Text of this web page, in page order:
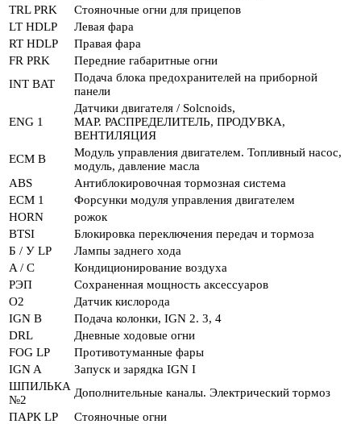
TRL PRK
Стояночные огни для прицепов
LT HDLP
Левая фара
RT HDLP
Правая фара
FR PRK
Передние габаритные огни
INT BAT
Подача блока предохранителей на приборной
панели
ENG 1
Датчики двигателя / Solcnoids,
MAP. РАСПРЕДЕЛИТЕЛЬ, ПРОДУВКА,
ВЕНТИЛЯЦИЯ
ECM B
Модуль управления двигателем. Топливный насос,
модуль, давление масла
ABS
Антиблокировочная тормозная система
ECM 1
Форсунки модуля управления двигателем
HORN
рожок
BTSI
Блокировка переключения передач и тормоза
Б / У LP
Лампы заднего хода
A / C
Кондиционирование воздуха
РЭП
Сохраненная мощность аксессуаров
O2
Датчик кислорода
IGN B
Подача колонки, IGN 2. 3, 4
DRL
Дневные ходовые огни
FOG LP
Противотуманные фары
IGN A
Запуск и зарядка IGN I
ШПИЛЬКА
№2
Дополнительные каналы. Электрический тормоз
ПАРК LP
Стояночные огни